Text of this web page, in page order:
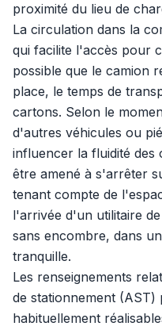
proximité du lieu de
La circulation dans la
qui facilite l'accès pour
possible que le camion
place, le temps de
cartons. Selon le
d'autres véhicules ou
influencer la fluidité des
être amené à s'arrêter
tenant compte de
l'arrivée d'un utilitaire
sans encombre, dans
tranquille.
Les renseignements
de stationnement
habituellement